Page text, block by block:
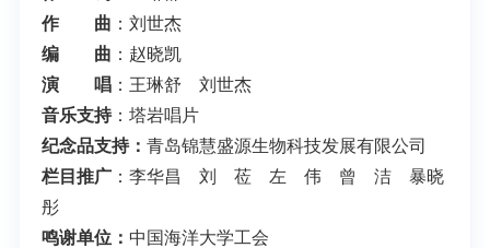
作 曲 ：刘世杰
编 曲 ：赵晓凯
演 唱：王琳舒 刘世杰
音乐支持：塔岩唱片
纪念品支持： 青岛锦慧盛源生物科技发展有限公司
栏目推广：李华昌 刘 莅 左 伟 曾 洁 暴晓
彤
鸣谢单位： 中国海洋大学工会